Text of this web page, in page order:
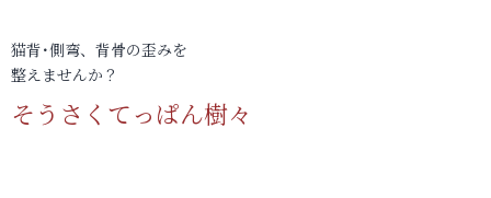
猫背･側弯、背骨の歪みを
整えませんか？
そうさくてっぱん樹々